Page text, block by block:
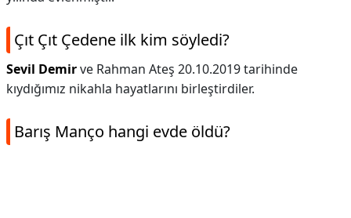
Çıt Çıt Çedene ilk kim söyledi?
Sevil Demirve Rahman Ateş 20.10.2019 tarihinde
kıydığımız nikahla hayatlarını birleştirdiler.
Barış Manço hangi evde öldü?